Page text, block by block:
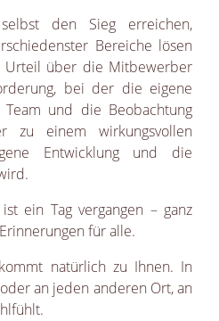
den Sieg erreichen,
Bereiche lösen
Urteil über die Mitbewerber
bei der die eigene
und die Beobachtung
zu einem wirkungsvollen
Entwicklung und die
ein Tag vergangen – ganz
für alle.
natürlich zu Ihnen. In
an jeden anderen Ort, an